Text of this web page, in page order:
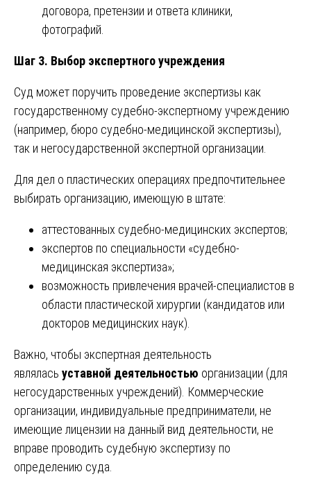
договора, претензии и ответа клиники,
фотографий.
Шаг 3. Выбор экспертного учреждения
Суд может поручить проведение экспертизы как
государственному судебно-экспертному учреждению
(например, бюро судебно-медицинской экспертизы),
так и негосударственной экспертной организации.
Для дел о пластических операциях предпочтительнее
выбирать организацию, имеющую в штате:
аттестованных судебно-медицинских экспертов;
экспертов по специальности «судебно-
медицинская экспертиза»;
возможность привлечения врачей-специалистов в
области пластической хирургии (кандидатов или
докторов медицинских наук).
Важно, чтобы экспертная деятельность
являлась уставной деятельностью организации (для
негосударственных учреждений). Коммерческие
организации, индивидуальные предприниматели, не
имеющие лицензии на данный вид деятельности, не
вправе проводить судебную экспертизу по
определению суда.